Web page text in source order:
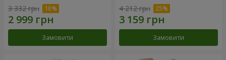
3 332 грн
Замовити
4 212 грн
Замовити